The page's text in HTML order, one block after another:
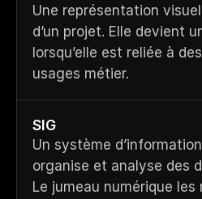
Une représentation
d’un projet. Elle devient
lorsqu’elle est reliée à
usages métier.
SIG
Un système
organise et analyse des
Le jumeau numérique les